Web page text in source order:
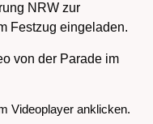
NRW zur
Festzug eingeladen.
von der Parade im
Videoplayer anklicken.